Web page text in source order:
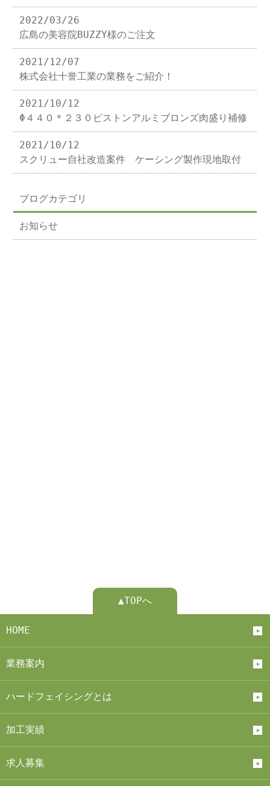
2022/03/26
広島の美容院BUZZY様のご注文
2021/12/07
株式会社十誉工業の業務をご紹介！
2021/10/12
Φ４４０＊２３０ピストンアルミブロンズ肉盛り補修
2021/10/12
スクリュー自社改造案件 ケーシング製作現地取付
ブログカテゴリ
お知らせ
▲TOPへ
HOME
業務案内
ハードフェイシングとは
加工実績
求人募集